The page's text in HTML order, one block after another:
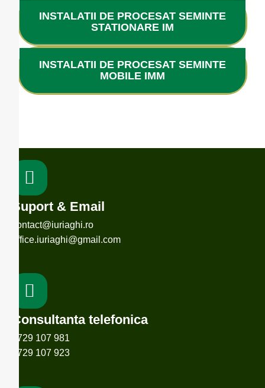
INSTALATII DE PROCESAT SEMINTE
STATIONARE IM
INSTALATII DE PROCESAT SEMINTE
MOBILE IMM
Suport & Email
contact@iuriaghi.ro
office.iuriaghi@gmail.com
Consultanta telefonica
0729 107 981
0729 107 923